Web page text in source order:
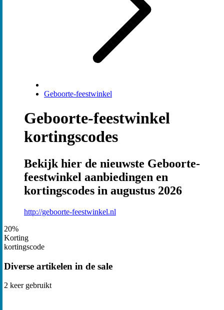
Geboorte-feestwinkel
Geboorte-feestwinkel
kortingscodes
Bekijk hier de nieuwste Geboorte-
feestwinkel aanbiedingen en
kortingscodes in augustus 2026
http://geboorte-feestwinkel.nl
20%
Korting
kortingscode
Diverse artikelen in de sale
2 keer gebruikt